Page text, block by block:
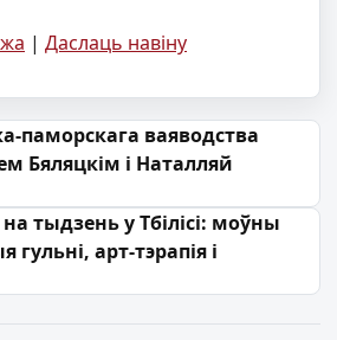
| Даслаць навіну
запісах
паморскага ваяводства
Бяляцкім і Наталляй
тыдзень у Тбілісі: моўны
гульні, арт-тэрапія і